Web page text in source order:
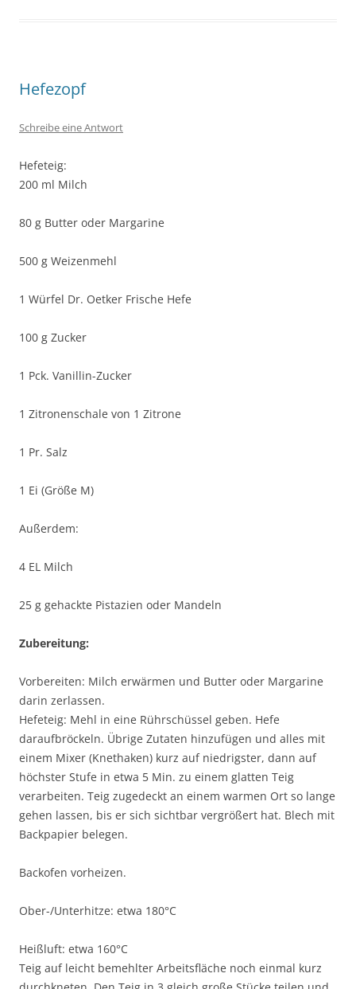
Hefezopf
Schreibe eine Antwort
Hefeteig:
200 ml Milch
80 g Butter oder Margarine
500 g Weizenmehl
1 Würfel Dr. Oetker Frische Hefe
100 g Zucker
1 Pck. Vanillin-Zucker
1 Zitronenschale von 1 Zitrone
1 Pr. Salz
1 Ei (Größe M)
Außerdem:
4 EL Milch
25 g gehackte Pistazien oder Mandeln
Zubereitung:
Vorbereiten: Milch erwärmen und Butter oder Margarine
darin zerlassen.
Hefeteig: Mehl in eine Rührschüssel geben. Hefe
daraufbröckeln. Übrige Zutaten hinzufügen und alles mit
einem Mixer (Knethaken) kurz auf niedrigster, dann auf
höchster Stufe in etwa 5 Min. zu einem glatten Teig
verarbeiten. Teig zugedeckt an einem warmen Ort so lange
gehen lassen, bis er sich sichtbar vergrößert hat. Blech mit
Backpapier belegen.
Backofen vorheizen.
Ober-/Unterhitze: etwa 180°C
Heißluft: etwa 160°C
Teig auf leicht bemehlter Arbeitsfläche noch einmal kurz